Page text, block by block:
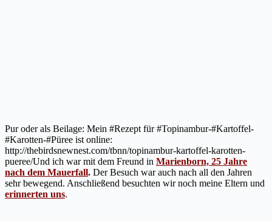
Pur oder als Beilage: Mein #Rezept für #Topinambur-#Kartoffel-
#Karotten-#Püree ist online:
http://thebirdsnewnest.com/tbnn/topinambur-kartoffel-karotten-
pueree/Und ich war mit dem Freund in Marienborn, 25 Jahre
nach dem Mauerfall. Der Besuch war auch nach all den Jahren
sehr bewegend. Anschließend besuchten wir noch meine Eltern und
erinnerten uns.